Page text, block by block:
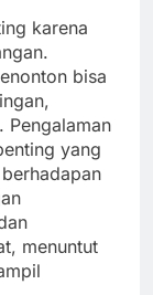
karena
bisa
Pengalaman
yang
menuntut